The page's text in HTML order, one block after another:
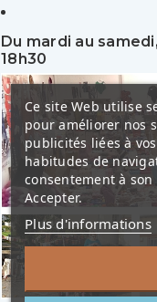
Du mardi au
18h30
Ce site Web utilise
pour améliorer nos
publicités liées à
habitudes de
consentement à
Accepter.
Plus d'informations